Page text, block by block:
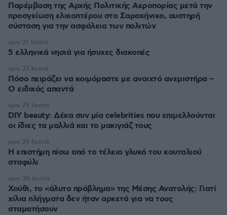
Παρέμβαση της Αρχής Πολιτικής Αεροπορίας μετά την
προσγείωση ελικοπτέρου στο Σαρακήνικο, αυστηρή
σύσταση για την ασφάλεια των πολιτών
5 ελληνικά νησιά για ήσυχες διακοπές
πριν 21 λεπτά
Πόσο πειράζει να κοιμόμαστε με ανοιχτό ανεμιστήρα –
Ο ειδικός απαντά
πριν 27 λεπτά
DIY beauty: Δέκα συν μία celebrities που επιμελλούνται
οι ίδιες τα μαλλιά και το μακιγιάζ τους
πριν 29 λεπτά
Η επιστήμη πίσω από το τέλειο γλυκό του κουταλιού
σταφύλι
πριν 29 λεπτά
Χούθι, το «άλυτο πρόβλημα» της Μέσης Ανατολής: Γιατί
χίλια πλήγματα δεν ήταν αρκετά για να τους
σταματήσουν
πριν 30 λεπτά